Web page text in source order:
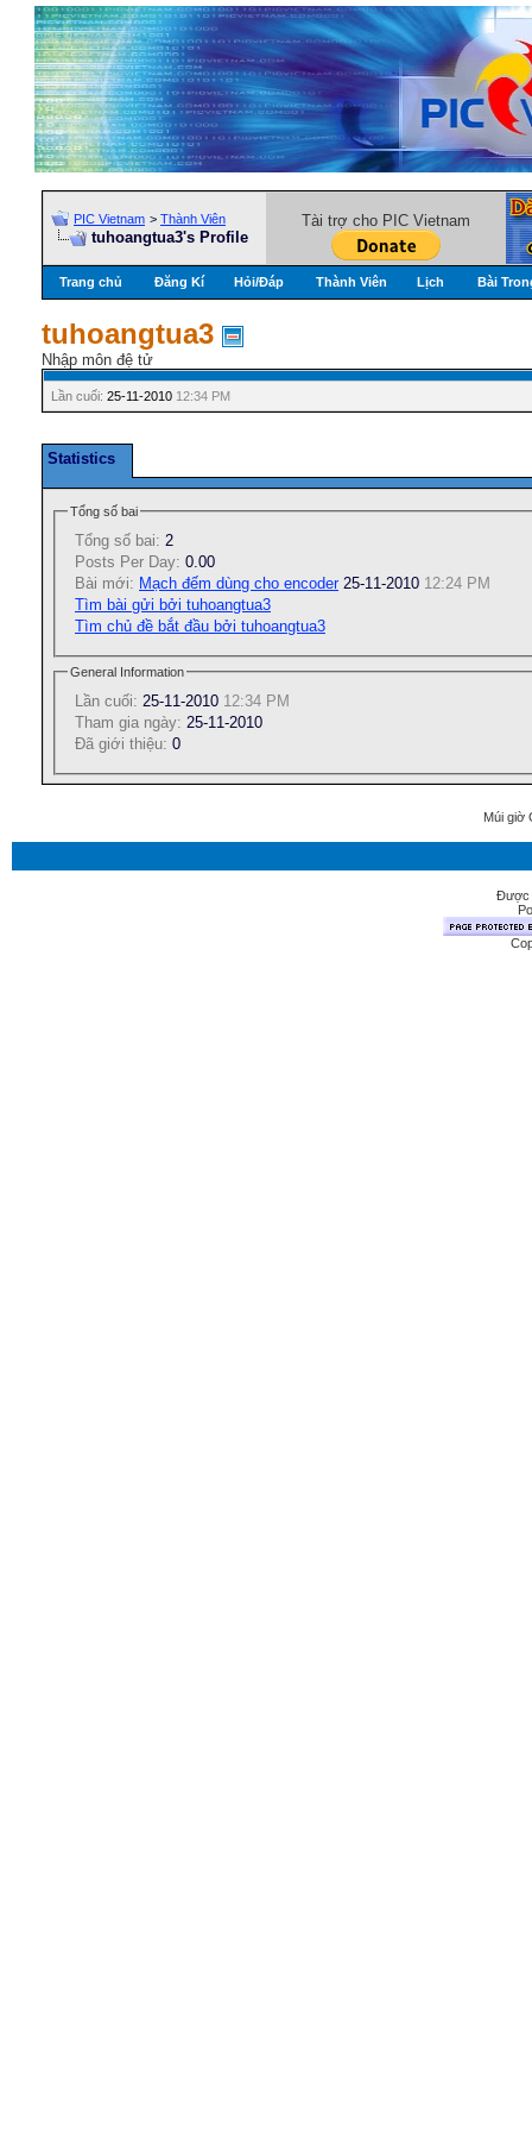
PIC Vietnam > Thành Viên
tuhoangtua3's Profile
Tài trợ cho PIC Vietnam
Trang chủ Đăng Kí Hỏi/Ðáp Thành Viên Lịch Bài
tuhoangtua3
Nhập môn đệ tử
Lần cuối: 25-11-2010 12:34 PM
Statistics
Tổng số bai
Tổng số bai: 2
Posts Per Day: 0.00
Bài mới: Mạch đếm dùng cho encoder25-11-2010 12:24 PM
Tìm bài gửi bởi tuhoangtua3
Tìm chủ đề bắt đầu bởi tuhoangtua3
General Information
Lần cuối: 25-11-2010 12:34 PM
Tham gia ngày: 25-11-2010
Ðã giới thiệu: 0
Múi giờ
Được